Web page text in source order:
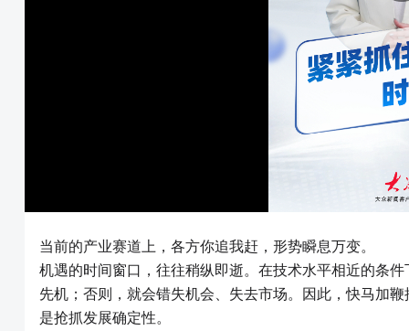
当前的产业赛道上，各方你追我赶，形势瞬息万变。
机遇的时间窗口，往往稍纵即逝。在技术水平相近的条
先机；否则，就会错失机会、失去市场。因此，快马加
是抢抓发展确定性。